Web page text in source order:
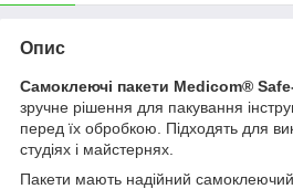
Опис
Самоклеючі пакети Medicom®
зручне рішення для пакування
перед їх обробкою. Підходять для
студіях і майстернях.
Пакети мають надійний